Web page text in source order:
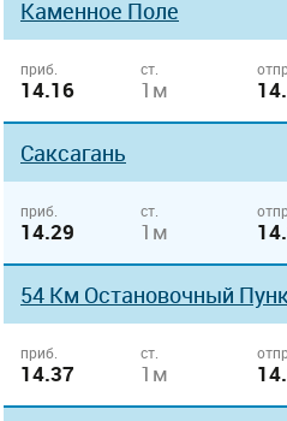
Каменное Поле
приб.
14.16
ст.
1м
Саксагань
приб.
14.29
ст.
1м
54 Км Остановочный
приб.
14.37
ст.
1м